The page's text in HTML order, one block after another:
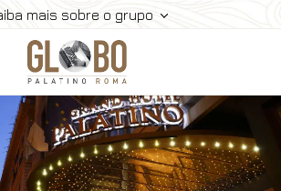
mais sobre o grupo
Home
Reuniões & Eventos